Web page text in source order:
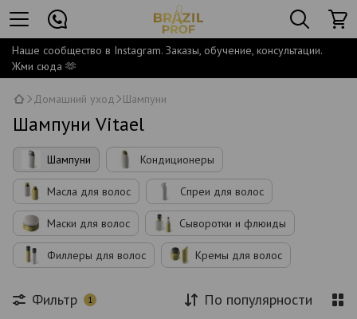
Наше сообщество в Instagram. Заказы, обучение, консультации.
Жми сюда 🫶
Домашний уход Шампуни
Шампуни Vitael
Шампуни Кондиционеры
Масла для волос Спреи для волос
Маски для волос Сыворотки и флюиды
Филлеры для волос Кремы для волос
Фильтр 1 По популярности